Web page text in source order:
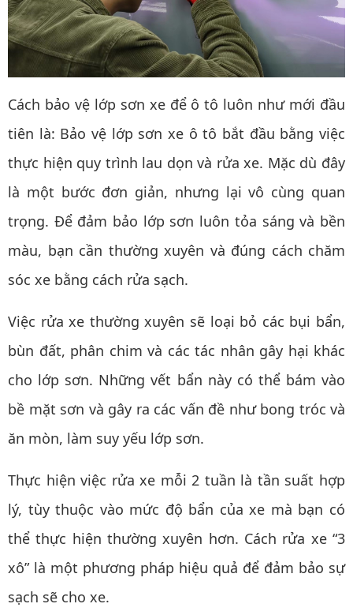
Cách bảo vệ lớp sơn xe để ô tô luôn như mới đầu
tiên là: Bảo vệ lớp sơn xe ô tô bắt đầu bằng việc
thực hiện quy trình lau dọn và rửa xe. Mặc dù đây
là một bước đơn giản, nhưng lại vô cùng quan
trọng. Để đảm bảo lớp sơn luôn tỏa sáng và bền
màu, bạn cần thường xuyên và đúng cách chăm
sóc xe bằng cách rửa sạch.
Việc rửa xe thường xuyên sẽ loại bỏ các bụi bẩn,
bùn đất, phân chim và các tác nhân gây hại khác
cho lớp sơn. Những vết bẩn này có thể bám vào
bề mặt sơn và gây ra các vấn đề như bong tróc và
ăn mòn, làm suy yếu lớp sơn.
Thực hiện việc rửa xe mỗi 2 tuần là tần suất hợp
lý, tùy thuộc vào mức độ bẩn của xe mà bạn có
thể thực hiện thường xuyên hơn. Cách rửa xe “3
xô” là một phương pháp hiệu quả để đảm bảo sự
sạch sẽ cho xe.